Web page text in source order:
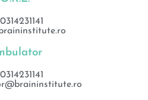
0314231141
0314231141